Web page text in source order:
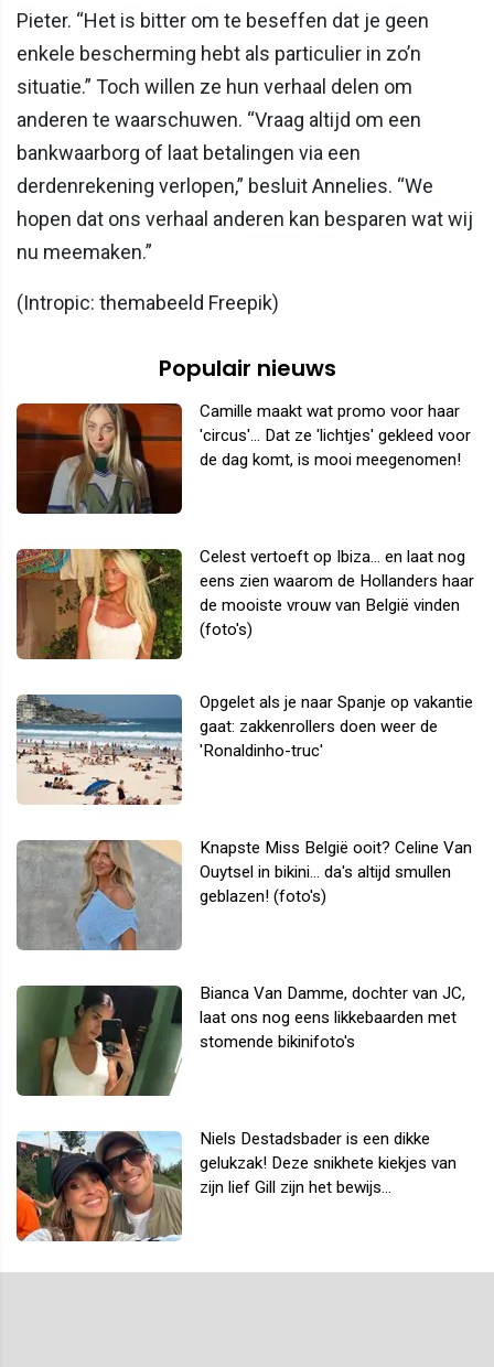
Pieter. “Het is bitter om te beseffen dat je geen
enkele bescherming hebt als particulier in zo’n
situatie.” Toch willen ze hun verhaal delen om
anderen te waarschuwen. “Vraag altijd om een
bankwaarborg of laat betalingen via een
derdenrekening verlopen,” besluit Annelies. “We
hopen dat ons verhaal anderen kan besparen wat wij
nu meemaken.”
(Intropic: themabeeld Freepik)
Populair nieuws
Camille maakt wat promo voor haar
'circus'... Dat ze 'lichtjes' gekleed voor
de dag komt, is mooi meegenomen!
Celest vertoeft op Ibiza... en laat nog
eens zien waarom de Hollanders haar
de mooiste vrouw van België vinden
(foto's)
Opgelet als je naar Spanje op vakantie
gaat: zakkenrollers doen weer de
'Ronaldinho-truc'
Knapste Miss België ooit? Celine Van
Ouytsel in bikini... da's altijd smullen
geblazen! (foto's)
Bianca Van Damme, dochter van JC,
laat ons nog eens likkebaarden met
stomende bikinifoto's
Niels Destadsbader is een dikke
gelukzak! Deze snikhete kiekjes van
zijn lief Gill zijn het bewijs...